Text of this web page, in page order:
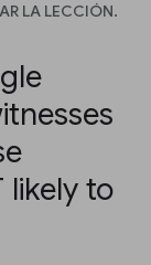
LA LECCIÓN.
likely to